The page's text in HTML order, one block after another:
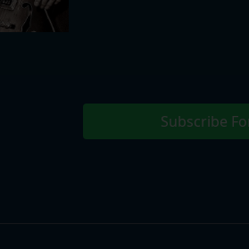
Subscribe